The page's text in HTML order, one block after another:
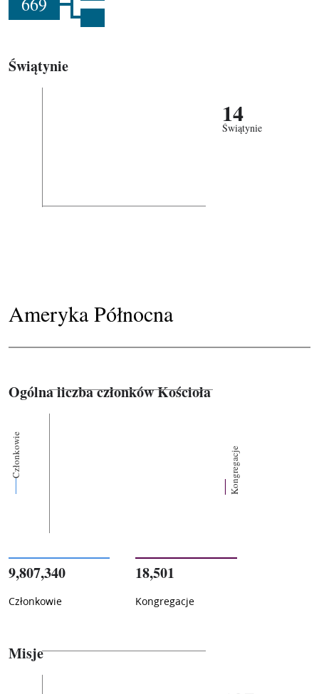
Świątynie
14
Świątynie
Ameryka Północna
Ogólna liczba członków Kościoła
Członkowie Kongregacje
9,807,340
Członkowie
18,501
Kongregacje
Misje